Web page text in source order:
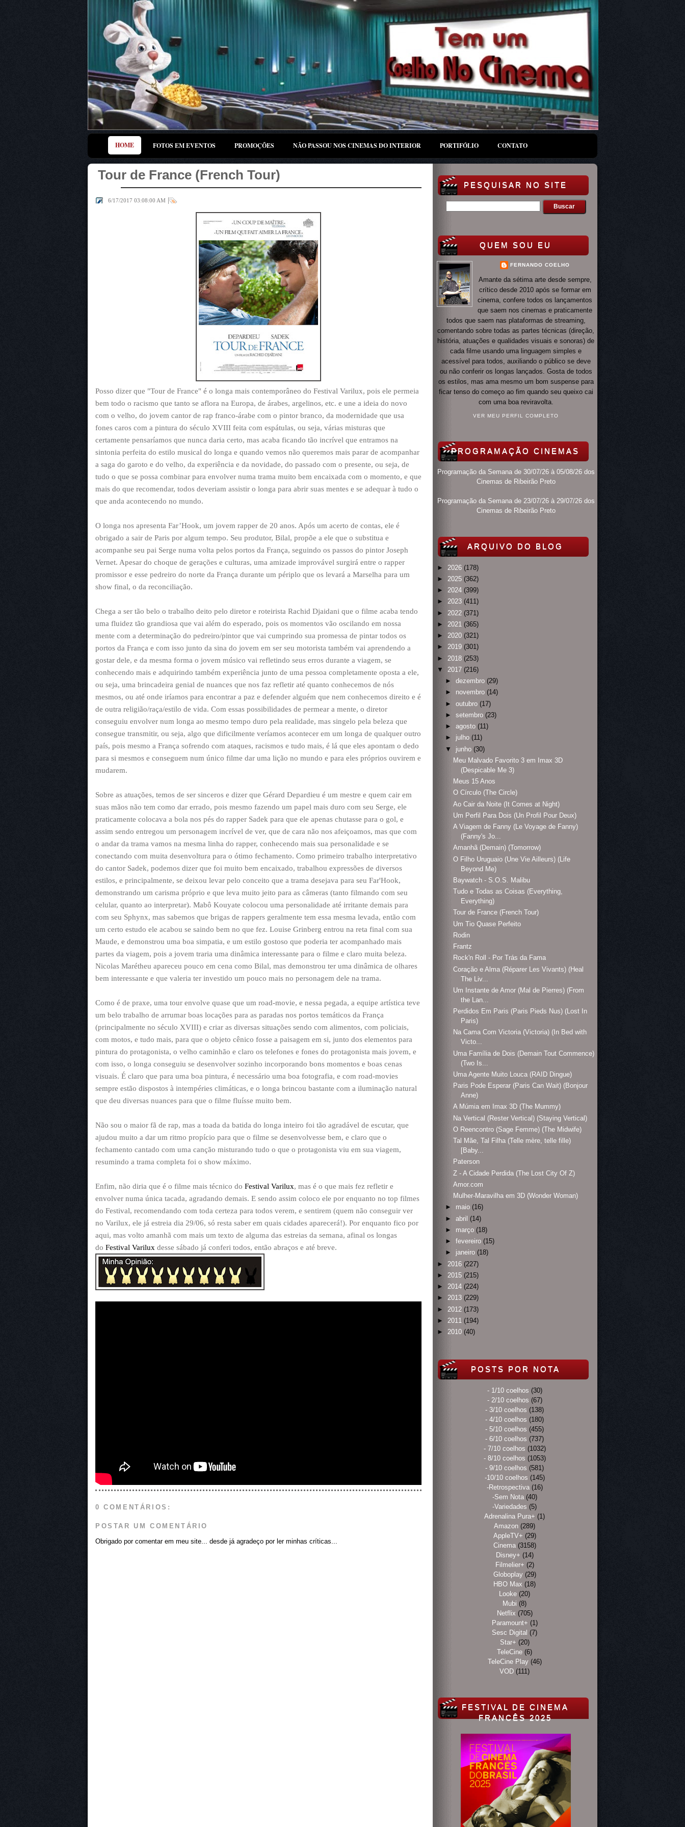
HOME FOTOS EM EVENTOS PROMOÇÕES NÃO PASSOU NOS CINEMAS DO INTERIOR PORTIFÓLIO CONTATO
Tour de France (French Tour)
6/17/2017 03:08:00 AM |
Posso dizer que "Tour de France" é o longa mais contemporâneo do Festival Varilux, pois ele permeia
bem todo o racismo que tanto se aflora na Europa, de árabes, argelinos, etc. e une a ideia do novo
com o velho, do jovem cantor de rap franco-árabe com o pintor branco, da modernidade que usa
fones caros com a pintura do século XVIII feita com espátulas, ou seja, várias misturas que
certamente pensaríamos que nunca daria certo, mas acaba ficando tão incrível que entramos na
sintonia perfeita do estilo musical do longa e quando vemos não queremos mais parar de acompanhar
a saga do garoto e do velho, da experiência e da novidade, do passado com o presente, ou seja, de
tudo o que se possa combinar para envolver numa trama muito bem encaixada com o momento, e que
mais do que recomendar, todos deveriam assistir o longa para abrir suas mentes e se adequar à tudo o
que anda acontecendo no mundo.
O longa nos apresenta Far’Hook, um jovem rapper de 20 anos. Após um acerto de contas, ele é
obrigado a sair de Paris por algum tempo. Seu produtor, Bilal, propõe a ele que o substitua e
acompanhe seu pai Serge numa volta pelos portos da França, seguindo os passos do pintor Joseph
Vernet. Apesar do choque de gerações e culturas, uma amizade improvável surgirá entre o rapper
promissor e esse pedreiro do norte da França durante um périplo que os levará a Marselha para um
show final, o da reconciliação.
Chega a ser tão belo o trabalho deito pelo diretor e roteirista Rachid Djaidani que o filme acaba tendo
uma fluidez tão grandiosa que vai além do esperado, pois os momentos vão oscilando em nossa
mente com a determinação do pedreiro/pintor que vai cumprindo sua promessa de pintar todos os
portos da França e com isso junto da sina do jovem em ser seu motorista também vai aprendendo a
gostar dele, e da mesma forma o jovem músico vai refletindo seus erros durante a viagem, se
conhecendo mais e adquirindo também experiência junto de uma pessoa completamente oposta a ele,
ou seja, uma brincadeira genial de nuances que nos faz refletir até quanto conhecemos de nós
mesmos, ou até onde iríamos para encontrar a paz e defender alguém que nem conhecemos direito e é
de outra religião/raça/estilo de vida. Com essas possibilidades de permear a mente, o diretor
conseguiu envolver num longa ao mesmo tempo duro pela realidade, mas singelo pela beleza que
consegue transmitir, ou seja, algo que dificilmente veríamos acontecer em um longa de qualquer outro
país, pois mesmo a França sofrendo com ataques, racismos e tudo mais, é lá que eles apontam o dedo
para si mesmos e conseguem num único filme dar uma lição no mundo e para eles próprios ouvirem e
mudarem.
Sobre as atuações, temos de ser sinceros e dizer que Gérard Depardieu é um mestre e quem cair em
suas mãos não tem como dar errado, pois mesmo fazendo um papel mais duro com seu Serge, ele
praticamente colocava a bola nos pés do rapper Sadek para que ele apenas chutasse para o gol, e
assim sendo entregou um personagem incrível de ver, que de cara não nos afeiçoamos, mas que com
o andar da trama vamos na mesma linha do rapper, conhecendo mais sua personalidade e se
conectando com muita desenvoltura para o ótimo fechamento. Como primeiro trabalho interpretativo
do cantor Sadek, podemos dizer que foi muito bem encaixado, trabalhou expressões de diversos
estilos, e principalmente, se deixou levar pelo conceito que a trama desejava para seu Far'Hook,
demonstrando um carisma próprio e que leva muito jeito para as câmeras (tanto filmando com seu
celular, quanto ao interpretar). Mabô Kouyate colocou uma personalidade até irritante demais para
com seu Sphynx, mas sabemos que brigas de rappers geralmente tem essa mesma levada, então com
um certo estudo ele acabou se saindo bem no que fez. Louise Grinberg entrou na reta final com sua
Maude, e demonstrou uma boa simpatia, e um estilo gostoso que poderia ter acompanhado mais
partes da viagem, pois a jovem traria uma dinâmica interessante para o filme e claro muita beleza.
Nicolas Marétheu apareceu pouco em cena como Bilal, mas demonstrou ter uma dinâmica de olhares
bem interessante e que valeria ter investido um pouco mais no personagem dele na trama.
Como é de praxe, uma tour envolve quase que um road-movie, e nessa pegada, a equipe artística teve
um belo trabalho de arrumar boas locações para as paradas nos portos temáticos da França
(principalmente no século XVIII) e criar as diversas situações sendo com alimentos, com policiais,
com motos, e tudo mais, para que o objeto cênico fosse a paisagem em si, junto dos elementos para
pintura do protagonista, o velho caminhão e claro os telefones e fones do protagonista mais jovem, e
com isso, o longa conseguiu se desenvolver sozinho incorporando bons momentos e boas cenas
visuais. É claro que para uma boa pintura, é necessário uma boa fotografia, e com road-movies
sempre estão dispostos à intempéries climáticas, e o longa brincou bastante com a iluminação natural
que deu diversas nuances para que o filme fluísse muito bem.
Não sou o maior fã de rap, mas a toada da batida do longa inteiro foi tão agradável de escutar, que
ajudou muito a dar um ritmo propício para que o filme se desenvolvesse bem, e claro que o
fechamento cantado com uma canção misturando tudo o que o protagonista viu em sua viagem,
resumindo a trama completa foi o show máximo.
Enfim, não diria que é o filme mais técnico do Festival Varilux, mas é o que mais fez refletir e
envolver numa única tacada, agradando demais. E sendo assim coloco ele por enquanto no top filmes
do Festival, recomendando com toda certeza para todos verem, e sentirem (quem não conseguir ver
no Varilux, ele já estreia dia 29/06, só resta saber em quais cidades aparecerá!). Por enquanto fico por
aqui, mas volto amanhã com mais um texto de alguma das estreias da semana, afinal os longas
do Festival Varilux desse sábado já conferi todos, então abraços e até breve.
0 COMENTÁRIOS:
POSTAR UM COMENTÁRIO
Obrigado por comentar em meu site... desde já agradeço por ler minhas críticas...
PESQUISAR NO SITE
QUEM SOU EU
FERNANDO COELHO
Amante da sétima arte desde sempre,
crítico desde 2010 após se formar em
cinema, confere todos os lançamentos
que saem nos cinemas e praticamente
todos que saem nas plataformas de streaming,
comentando sobre todas as partes técnicas (direção,
história, atuações e qualidades visuais e sonoras) de
cada filme usando uma linguagem simples e
acessível para todos, auxiliando o público se deve
ou não conferir os longas lançados. Gosta de todos
os estilos, mas ama mesmo um bom suspense para
ficar tenso do começo ao fim quando seu queixo cai
com uma boa reviravolta.
VER MEU PERFIL COMPLETO
PROGRAMAÇÃO CINEMAS
Programação da Semana de 30/07/26 à 05/08/26 dos
Cinemas de Ribeirão Preto
Programação da Semana de 23/07/26 à 29/07/26 dos
Cinemas de Ribeirão Preto
ARQUIVO DO BLOG
► 2026 (178)
► 2025 (362)
► 2024 (399)
► 2023 (411)
► 2022 (371)
► 2021 (365)
► 2020 (321)
► 2019 (301)
► 2018 (253)
▼
2017 (216)
► dezembro (29)
► novembro (14)
► outubro (17)
► setembro (23)
► agosto (11)
► julho (11)
▼
junho (30)
Meu Malvado Favorito 3 em Imax 3D
(Despicable Me 3)
Meus 15 Anos
O Círculo (The Circle)
Ao Cair da Noite (It Comes at Night)
Um Perfil Para Dois (Un Profil Pour Deux)
A Viagem de Fanny (Le Voyage de Fanny)
(Fanny's Jo...
Amanhã (Demain) (Tomorrow)
O Filho Uruguaio (Une Vie Ailleurs) (Life
Beyond Me)
Baywatch - S.O.S. Malibu
Tudo e Todas as Coisas (Everything,
Everything)
Tour de France (French Tour)
Um Tio Quase Perfeito
Rodin
Frantz
Rock'n Roll - Por Trás da Fama
Coração e Alma (Réparer Les Vivants) (Heal
The Liv...
Um Instante de Amor (Mal de Pierres) (From
the Lan...
Perdidos Em Paris (Paris Pieds Nus) (Lost In
Paris)
Na Cama Com Victoria (Victoria) (In Bed with
Victo...
Uma Família de Dois (Demain Tout Commence)
(Two Is...
Uma Agente Muito Louca (RAID Dingue)
Paris Pode Esperar (Paris Can Wait) (Bonjour
Anne)
A Múmia em Imax 3D (The Mummy)
Na Vertical (Rester Vertical) (Staying Vertical)
O Reencontro (Sage Femme) (The Midwife)
Tal Mãe, Tal Filha (Telle mère, telle fille)
[Baby...
Paterson
Z - A Cidade Perdida (The Lost City Of Z)
Amor.com
Mulher-Maravilha em 3D (Wonder Woman)
► maio (16)
► abril (14)
► março (18)
► fevereiro (15)
► janeiro (18)
► 2016 (227)
► 2015 (215)
► 2014 (224)
► 2013 (229)
► 2012 (173)
► 2011 (194)
► 2010 (40)
POSTS POR NOTA
- 1/10 coelhos (30)
- 2/10 coelhos (67)
- 3/10 coelhos (138)
- 4/10 coelhos (180)
- 5/10 coelhos (455)
- 6/10 coelhos (737)
- 7/10 coelhos (1032)
- 8/10 coelhos (1053)
- 9/10 coelhos (581)
-10/10 coelhos (145)
-Retrospectiva (16)
-Sem Nota (40)
-Variedades (5)
Adrenalina Pura+ (1)
Amazon (289)
AppleTV+ (29)
Cinema (3158)
Disney+ (14)
Filmelier+ (2)
Globoplay (29)
HBO Max (18)
Looke (20)
Mubi (8)
Netflix (705)
Paramount+ (1)
Sesc Digital (7)
Star+ (20)
TeleCine (6)
TeleCine Play (46)
VOD (111)
FESTIVAL DE CINEMA
FRANCÊS 2025